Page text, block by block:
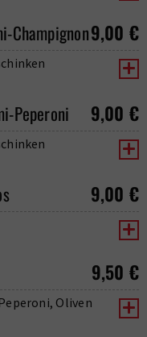
Champignon9,00 €
Peperoni 9,00 €
9,00 €
9,50 €
Oliven